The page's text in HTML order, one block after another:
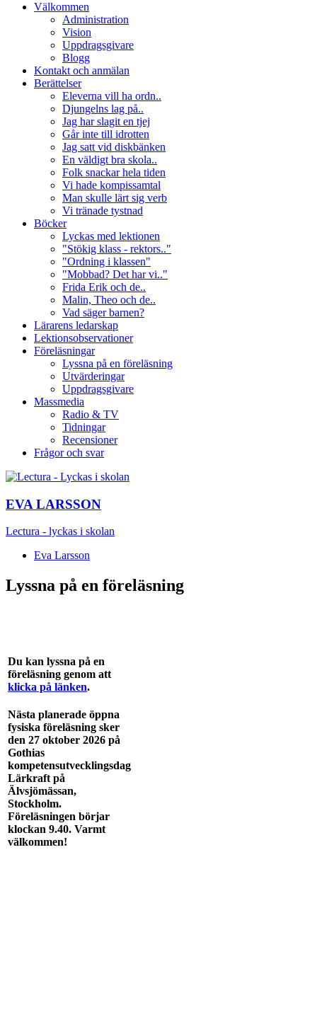
Välkommen
Administration
Vision
Uppdragsgivare
Blogg
Kontakt och anmälan
Berättelser
Eleverna vill ha ordn..
Djungelns lag på..
Jag har slagit en tjej
Går inte till idrotten
Jag satt vid diskbänken
En väldigt bra skola..
Folk snackar hela tiden
Vi hade kompissamtal
Man skulle lärt sig verb
Vi tränade tystnad
Böcker
Lyckas med lektionen
"Stökig klass - rektors.."
"Ordning i klassen"
"Mobbad? Det har vi.."
Frida Erik och de..
Malin, Theo och de..
Vad säger barnen?
Lärarens ledarskap
Lektionsobservationer
Föreläsningar
Lyssna på en föreläsning
Utvärderingar
Uppdragsgivare
Massmedia
Radio & TV
Tidningar
Recensioner
Frågor och svar
EVA LARSSON
Lectura - lyckas i skolan
Eva Larsson
Lyssna på en föreläsning
Du kan lyssna på en
föreläsning genom att
klicka på länken.
Nästa planerade öppna
fysiska föreläsning sker
den 27 oktober 2026 på
Gothias
kompetensutvecklingsdag
Lärkraft på
Älvsjömässan,
Stockholm.
Föreläsningen börjar
klockan 9.40. Varmt
välkommen!